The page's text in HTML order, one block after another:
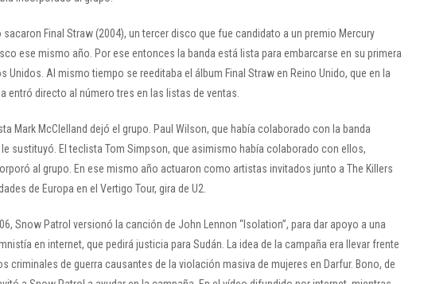
Final Straw (2004), un tercer disco que fue candidato a un premio Mercury
ese mismo año. Por ese entonces la banda está lista para embarcarse en su primera
Unidos. Al mismo tiempo se reeditaba el álbum Final Straw en Reino Unido, que en la
entró directo al número tres en las listas de ventas.
Mark McClelland dejó el grupo. Paul Wilson, que había colaborado con la banda
sustituyó. El teclista Tom Simpson, que asimismo había colaborado con ellos,
al grupo. En ese mismo año actuaron como artistas invitados junto a The Killers
de Europa en el Vertigo Tour, gira de U2.
Snow Patrol versionó la canción de John Lennon “Isolation”, para dar apoyo a una
en internet, que pedirá justicia para Sudán. La idea de la campaña era llevar frente
criminales de guerra causantes de la violación masiva de mujeres en Darfur. Bono, de